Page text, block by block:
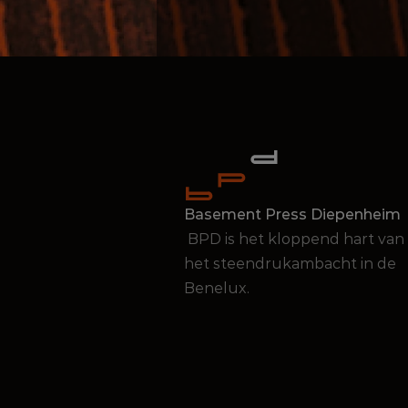
Basement Press Diepenheim
het steendrukambacht in de
Benelux.